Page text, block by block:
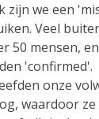
zijn we een
Veel
50 mensen,
'confirmed'.
onze
waardoor ze